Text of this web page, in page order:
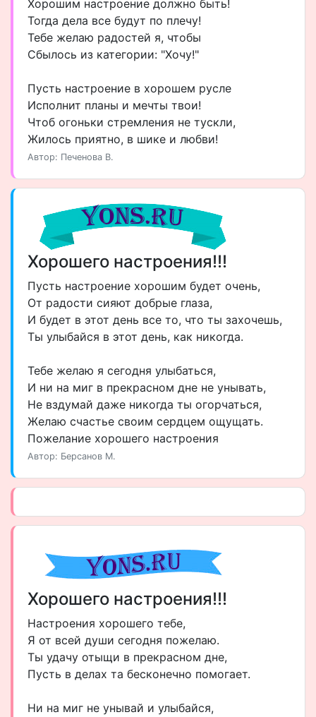
Хорошим настроение должно быть!
Тогда дела все будут по плечу!
Тебе желаю радостей я, чтобы
Сбылось из категории: "Хочу!"
Пусть настроение в хорошем русле
Исполнит планы и мечты твои!
Чтоб огоньки стремления не тускли,
Жилось приятно, в шике и любви!
Автор: Печенова В.
Хорошего настроения!!!
Пусть настроение хорошим будет очень,
От радости сияют добрые глаза,
И будет в этот день все то, что ты захочешь,
Ты улыбайся в этот день, как никогда.
Тебе желаю я сегодня улыбаться,
И ни на миг в прекрасном дне не унывать,
Не вздумай даже никогда ты огорчаться,
Желаю счастье своим сердцем ощущать.
Пожелание хорошего настроения
Автор: Берсанов М.
Хорошего настроения!!!
Настроения хорошего тебе,
Я от всей души сегодня пожелаю.
Ты удачу отыщи в прекрасном дне,
Пусть в делах та бесконечно помогает.
Ни на миг не унывай и улыбайся,